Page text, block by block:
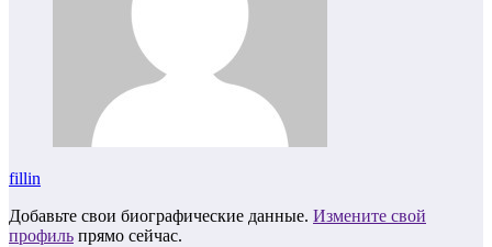
fillin
Добавьте свои биографические данные. Измените свой
профиль прямо сейчас.